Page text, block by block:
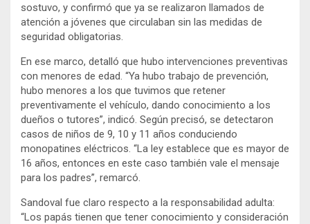
sostuvo, y confirmó que ya se realizaron llamados de
atención a jóvenes que circulaban sin las medidas de
seguridad obligatorias.
En ese marco, detalló que hubo intervenciones preventivas
con menores de edad. “Ya hubo trabajo de prevención,
hubo menores a los que tuvimos que retener
preventivamente el vehículo, dando conocimiento a los
dueños o tutores”, indicó. Según precisó, se detectaron
casos de niños de 9, 10 y 11 años conduciendo
monopatines eléctricos. “La ley establece que es mayor de
16 años, entonces en este caso también vale el mensaje
para los padres”, remarcó.
Sandoval fue claro respecto a la responsabilidad adulta:
“Los papás tienen que tener conocimiento y consideración